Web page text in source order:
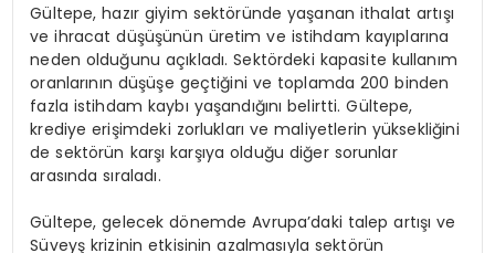
Gültepe, hazır giyim sektöründe yaşanan ithalat artışı
ve ihracat düşüşünün üretim ve istihdam kayıplarına
neden olduğunu açıkladı. Sektördeki kapasite kullanım
oranlarının düşüşe geçtiğini ve toplamda 200 binden
fazla istihdam kaybı yaşandığını belirtti. Gültepe,
krediye erişimdeki zorlukları ve maliyetlerin yüksekliğini
de sektörün karşı karşıya olduğu diğer sorunlar
arasında sıraladı.
Gültepe, gelecek dönemde Avrupa’daki talep artışı ve
Süveyş krizinin etkisinin azalmasıyla sektörün